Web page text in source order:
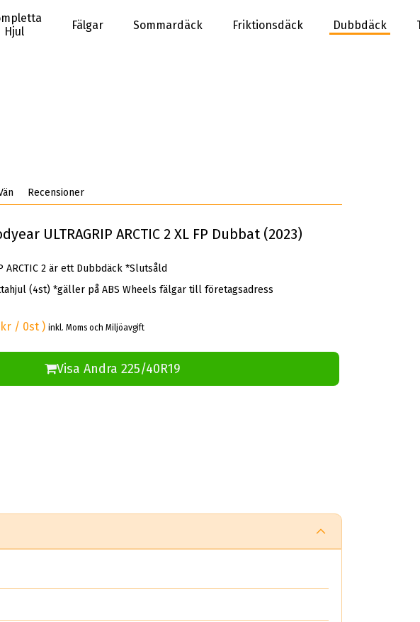
Hjul
Fälgar Sommardäck Friktionsdäck Dubbdäck
Recensioner
ULTRAGRIP ARCTIC 2 XL FP Dubbat (2023)
ARCTIC 2 är ett Dubbdäck *Slutsåld
(4st) *gäller på ABS Wheels fälgar till företagsadress
kr / 0st )inkl. Moms och Miljöavgift
Visa Andra 225/40R19